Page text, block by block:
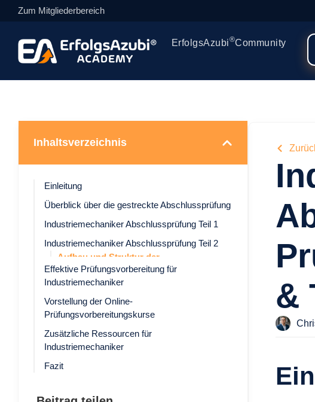
Zum Mitgliederbereich
ErfolgsAzubi®Community
Inhaltsverzeichnis
Einleitung
Überblick über die gestreckte Abschlussprüfung
Industriemechaniker Abschlussprüfung Teil 1
Industriemechaniker Abschlussprüfung Teil 2
Industriemechaniker Teil 2 Prüfung
Abschlussprüfung Teil 2 Theorie und Praxis
2 Übungen und Theorie Lösungen
Effektive Prüfungsvorbereitung für
Vorstellung der Online-
&